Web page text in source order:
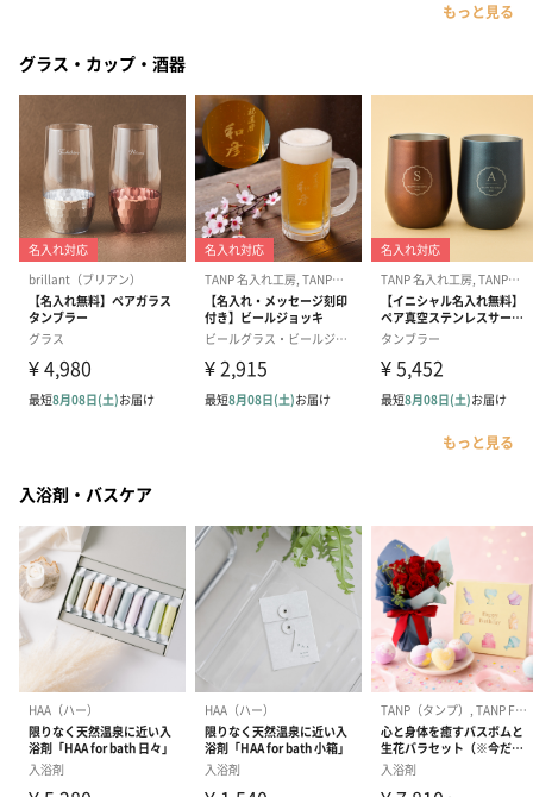
もっと見る
グラス・カップ・酒器
もっと見る
入浴剤・バスケア